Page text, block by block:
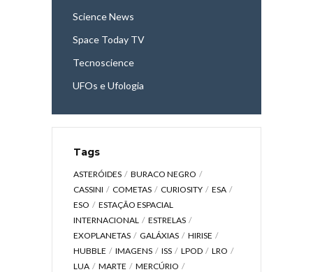
Science News
Space Today TV
Tecnoscience
UFOs e Ufologia
Tags
ASTERÓIDES
BURACO NEGRO
CASSINI
COMETAS CURIOSITY
ESA
ESO
ESTAÇÃO ESPACIAL
INTERNACIONAL
ESTRELAS
EXOPLANETAS
GALÁXIAS
HIRISE
HUBBLE
IMAGENS ISS LPOD
LRO
LUA
MARTE
MERCÚRIO